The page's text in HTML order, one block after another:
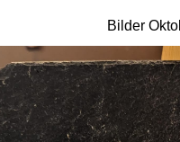
Bilder